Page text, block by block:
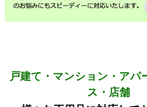
戸建て・マンション・アパ
ス・店舗